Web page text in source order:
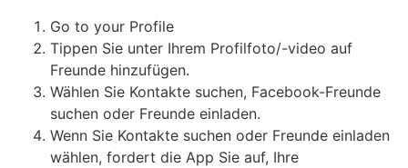
Go to your Profile
Tippen Sie unter Ihrem Profilfoto/-video auf
Freunde hinzufügen.
Wählen Sie Kontakte suchen, Facebook-Freunde
suchen oder Freunde einladen.
Wenn Sie Kontakte suchen oder Freunde einladen
wählen, fordert die App Sie auf, Ihre